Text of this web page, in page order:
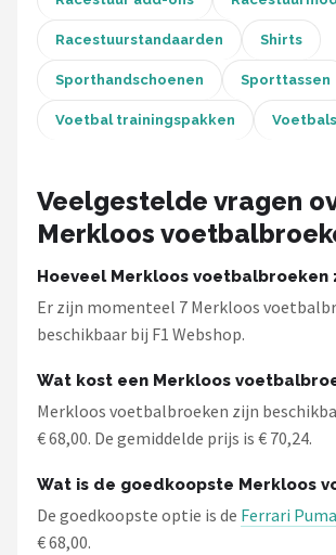
Alle merken →
Racestuurstandaarden Shirts
Sporthandschoenen Sporttassen
Voetbal trainingspakken
Veelgestelde vragen
Merkloos
Hoeveel Merkloos voetbalbroeken
Er zijn momenteel 7 Merkloos
beschikbaar bij F1 Webshop.
Wat kost een Merkloos
Merkloos voetbalbroeken zijn
€ 68,00. De gemiddelde prijs is € 70,24.
Wat is de goedkoopste Merkloos
De goedkoopste optie is de Ferrari
€ 68,00.